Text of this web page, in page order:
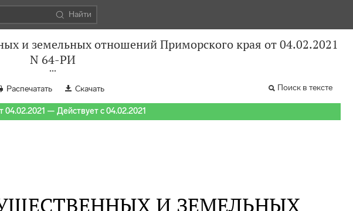
Найти
и земельных отношений Приморского края от 04.02.2021
N 64-РИ
Распечатать Скачать Поиск в тексте
04.02.2021 — Действует с 04.02.2021
И ЗЕМЕЛЬНЫХ